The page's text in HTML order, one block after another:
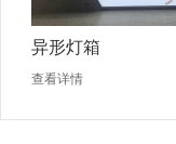
异形灯箱
查看详情